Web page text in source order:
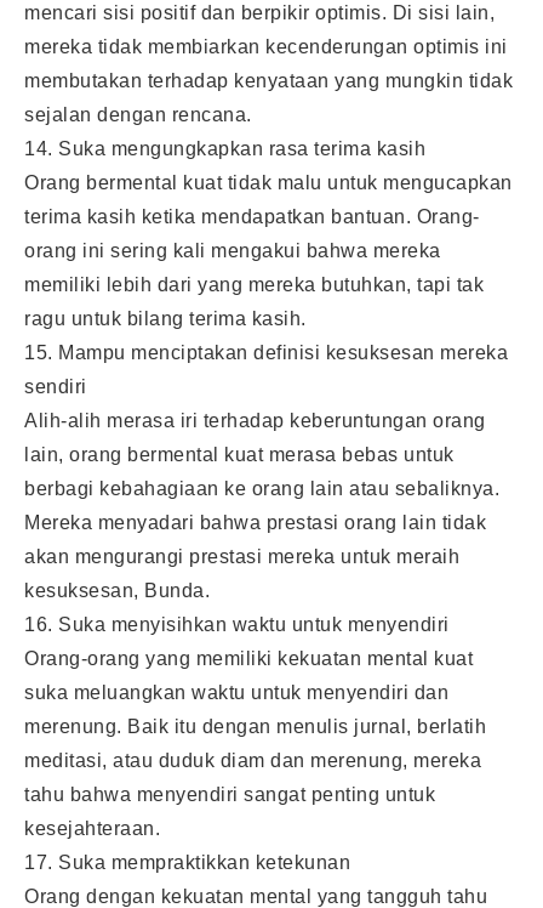
mencari sisi positif dan berpikir optimis. Di sisi lain,
mereka tidak membiarkan kecenderungan optimis ini
membutakan terhadap kenyataan yang mungkin tidak
sejalan dengan rencana.
14. Suka mengungkapkan rasa terima kasih
Orang bermental kuat tidak malu untuk mengucapkan
terima kasih ketika mendapatkan bantuan. Orang-
orang ini sering kali mengakui bahwa mereka
memiliki lebih dari yang mereka butuhkan, tapi tak
ragu untuk bilang terima kasih.
15. Mampu menciptakan definisi kesuksesan mereka
sendiri
Alih-alih merasa iri terhadap keberuntungan orang
lain, orang bermental kuat merasa bebas untuk
berbagi kebahagiaan ke orang lain atau sebaliknya.
Mereka menyadari bahwa prestasi orang lain tidak
akan mengurangi prestasi mereka untuk meraih
kesuksesan, Bunda.
16. Suka menyisihkan waktu untuk menyendiri
Orang-orang yang memiliki kekuatan mental kuat
suka meluangkan waktu untuk menyendiri dan
merenung. Baik itu dengan menulis jurnal, berlatih
meditasi, atau duduk diam dan merenung, mereka
tahu bahwa menyendiri sangat penting untuk
kesejahteraan.
17. Suka mempraktikkan ketekunan
Orang dengan kekuatan mental yang tangguh tahu